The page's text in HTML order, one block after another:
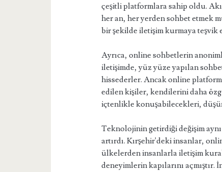
çeşitli platformlara sahip oldu.
her an, her yerden sohbet etmek
bir şekilde iletişim kurmaya teşvik
Ayrıca, online sohbetlerin
iletişimde, yüz yüze yapılan
hissederler. Ancak online
edilen kişiler, kendilerini daha
içtenlikle konuşabilecekleri,
Teknolojinin getirdiği değişim
artırdı. Kırşehir'deki insanlar,
ülkelerden insanlarla iletişim
deneyimlerin kapılarını